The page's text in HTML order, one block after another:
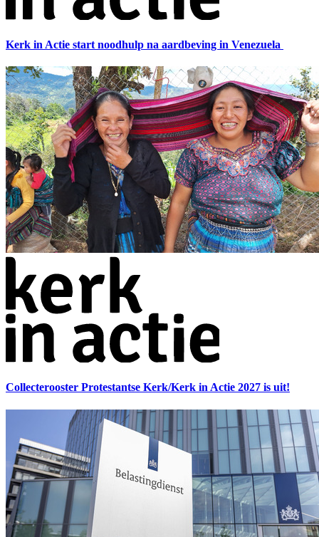
Kerk in Actie start noodhulp na aardbeving in Venezuela
Collecterooster Protestantse Kerk/Kerk in Actie 2027 is uit!